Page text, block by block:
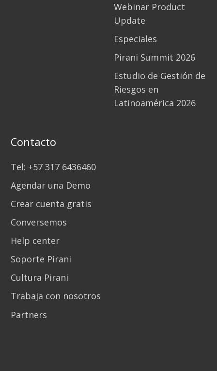
Webinar Product
Update
Especiales
Pirani Summit 2026
Estudio de Gestión de
Riesgos en
Latinoamérica 2026
Contacto
Tel: +57 317 6436460
Agendar una Demo
Crear cuenta gratis
Conversemos
Help center
Soporte Pirani
Cultura Pirani
Trabaja con nosotros
Partners